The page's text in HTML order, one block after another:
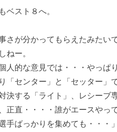
ベスト８へ。
さが分かってもらえたみたい
ねー。
人的な意見では・・・やっぱ
センター」と「セッター」で
決する「ライト」、レシーブ
正直・・・・誰がエースやっ
手ばっかりを集めても・・